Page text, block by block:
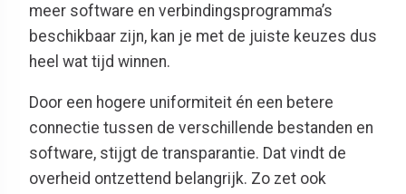
meer software en verbindingsprogramma’s
beschikbaar zijn, kan je met de juiste keuzes dus
heel wat tijd winnen.
Door een hogere uniformiteit én een betere
connectie tussen de verschillende bestanden en
software, stijgt de transparantie. Dat vindt de
overheid ontzettend belangrijk. Zo zet ook